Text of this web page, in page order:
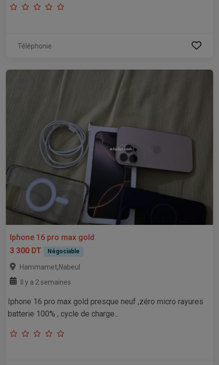
Téléphonie
Iphone 16 pro max gold
3 300 DT
Négociable
Hammamet,Nabeul
Il y a 2 semaines
Iphone 16 pro max gold presque neuf ,zéro micro rayures
batterie 100% , cycle de charge...